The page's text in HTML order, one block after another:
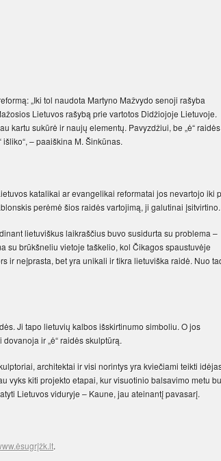
„Iki tol naudota Martyno Mažvydo senoji rašyba
Lietuvos rašybą prie vartotos Didžiojoje Lietuvoje.
kartu sukūrė ir naujų elementų. Pavyzdžiui, be „ė“
išliko“, – paaiškina M. Šinkūnas.
katalikai ar evangelikai reformatai jos nevartojo iki
perėmė šios raidės vartojimą, ji galutinai įsitvirtino.
lietuviškus laikraščius buvo susidurta su problema –
su brūkšneliu vietoje taškelio, kol Čikagos spaustuvėje
ir neįprasta, bet yra unikali ir tikra lietuviška raidė. Nuo
Ji tapo lietuvių kalbos išskirtinumo simboliu. O jos
ir „ė“ raidės skulptūrą.
architektai ir visi norintys yra kviečiami teikti
vyks kiti projekto etapai, kur visuotinio balsavimo metu
Lietuvos viduryje – Kaune, jau ateinantį pavasarį.
.